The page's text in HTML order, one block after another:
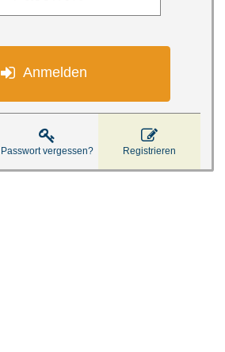
 Anmelden

Passwort vergessen?

Registrieren